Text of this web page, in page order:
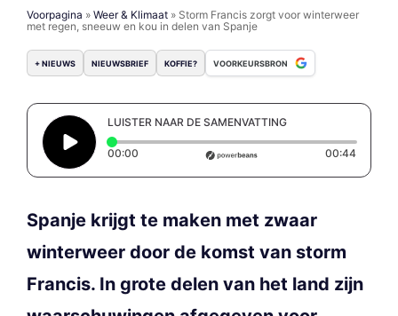
Voorpagina » Weer & Klimaat » Storm Francis zorgt voor winterweer
met regen, sneeuw en kou in delen van Spanje
+ NIEUWS NIEUWSBRIEF KOFFIE? VOORKEURSBRON
LUISTER NAAR DE SAMENVATTING
00:00 Elapsed time: 0 seconds 00:44
Spanje krijgt te maken met zwaar
winterweer door de komst van storm
Francis. In grote delen van het land zijn